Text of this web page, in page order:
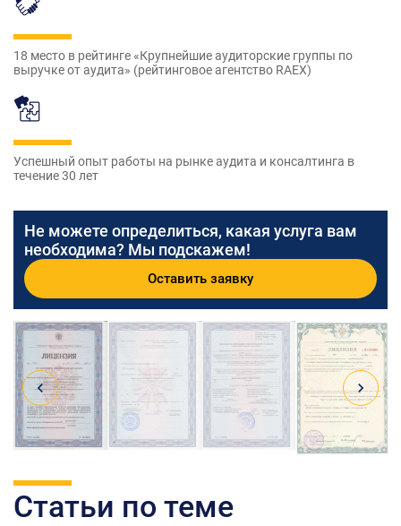
18 место в рейтинге «Крупнейшие аудиторские группы по
выручке от аудита» (рейтинговое агентство RAEX)
Успешный опыт работы на рынке аудита и консалтинга в
течение 30 лет
Не можете определиться, какая услуга вам
необходима? Мы подскажем!
Оставить заявку
Статьи по теме